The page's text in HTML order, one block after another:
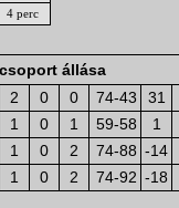
4 perc
állása
2 0 0 74-43
31
1 0 1 59-58
1
1 0 2 74-88 -14
1 0 2 74-92 -18